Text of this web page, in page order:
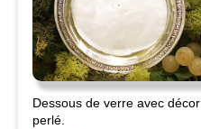
Dessous de verre avec décor
perlé.